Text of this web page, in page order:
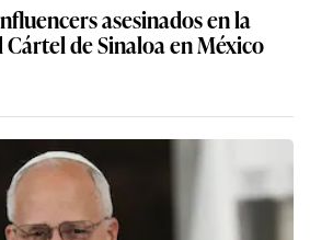
asesinados en la
de Sinaloa en México